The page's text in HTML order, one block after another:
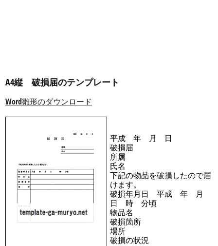
A4縦 破損届のテンプレート
Word雛形のダウンロード
平成 年 月 日
破損届
所属
氏名
下記の物品を破損したので届
けます。
破損年月日 平成 年 月
日 時 分頃
物品名
破損箇所
場所
破損の状況